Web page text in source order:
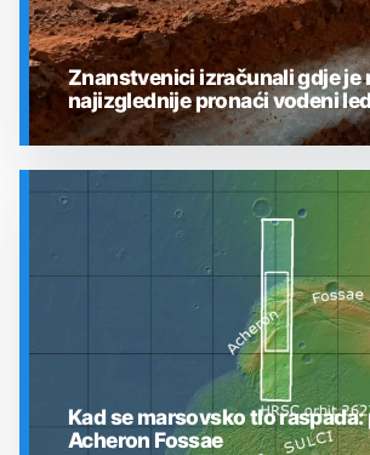
Znanstvenici izračunali gdje je
najizglednije pronaći vodeni
Kad se marsovsko tlo raspada:
Acheron Fossae